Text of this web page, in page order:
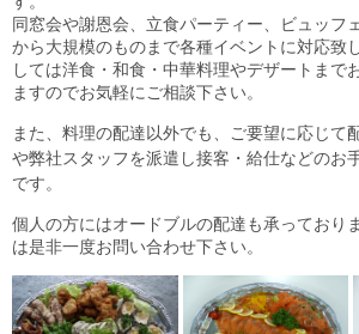
同窓会や謝恩会、立食パーティー、ビュッフ
から大規模のものまで各種イベントに対応致
しては洋食・和食・中華料理やデザートまで
ますのでお気軽にご相談下さい。
また、料理の配達以外でも、ご要望に応じて
や弊社スタッフを派遣し接客・給仕などのお
です。
個人の方にはオードブルの配達も承っており
は是非一度お問い合わせ下さい。